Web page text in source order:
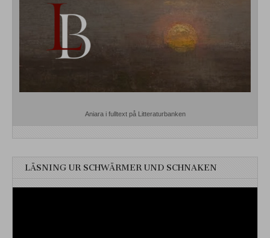
Aniara i fulltext på Litteraturbanken
LÄSNING UR SCHWÄRMER UND SCHNAKEN